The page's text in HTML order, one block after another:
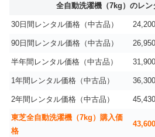
全自動洗濯機（7kg）のレン
30日間レンタル価格（中古品）
90日間レンタル価格（中古品）
半年間レンタル価格（中古品）
1年間レンタル価格（中古品）
2年間レンタル価格（中古品）
東芝全自動洗濯機（7kg）購入価
格